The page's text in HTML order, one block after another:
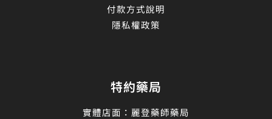
付款方式說明
隱私權政策
特約藥局
實體店面：麗登藥師藥局